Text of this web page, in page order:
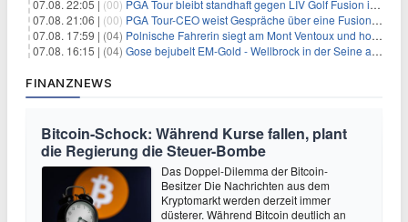
07.08. 22:05 | (00) PGA Tour bleibt standhaft gegen LIV Golf Fusion in einem sich wandelnden Sportumfeld
07.08. 21:06 | (00) PGA Tour-CEO weist Gespräche über eine Fusion mit LIV Golf zurück und bekräftigt die Wettbewerbslandschaft
07.08. 17:59 | (04) Polnische Fahrerin siegt am Mont Ventoux und holt Tour-Gelb
07.08. 16:15 | (04) Gose bejubelt EM-Gold - Wellbrock in der Seine ausgebremst
FINANZNEWS
Bitcoin-Schock: Während Kurse fallen, plant
die Regierung die Steuer-Bombe
Das Doppel-Dilemma der Bitcoin-
Besitzer Die Nachrichten aus dem
Kryptomarkt werden derzeit immer
düsterer. Während Bitcoin deutlich an